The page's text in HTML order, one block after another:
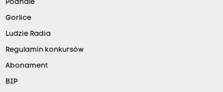
Podhale
Gorlice
Ludzie Radia
Regulamin konkursów
Abonament
BIP